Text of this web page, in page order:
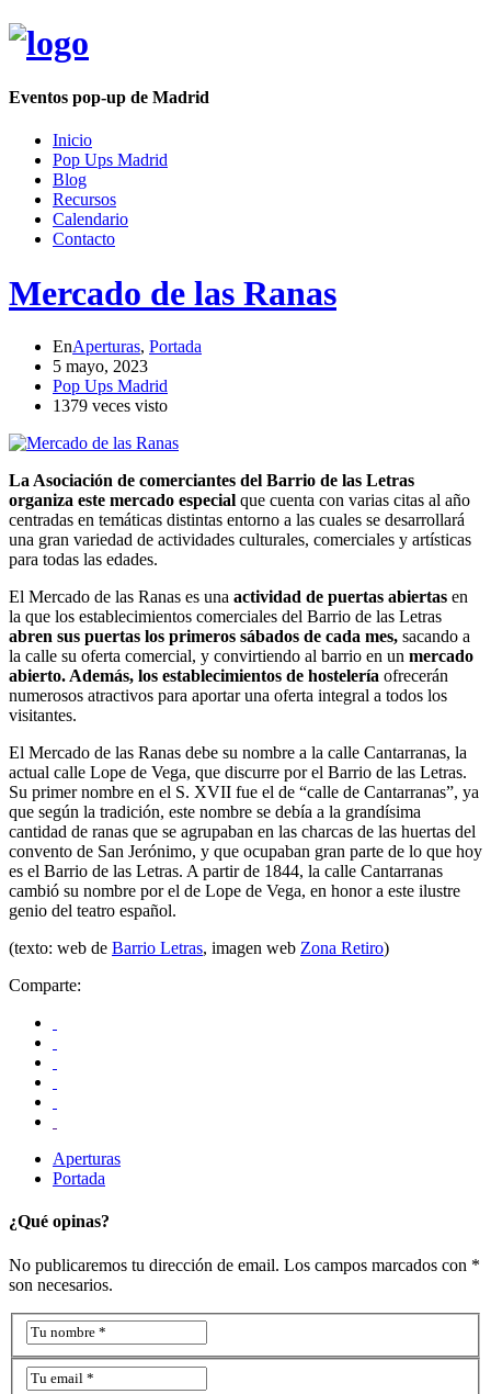
Eventos pop-up de Madrid
Inicio
Pop Ups Madrid
Blog
Recursos
Calendario
Contacto
Mercado de las Ranas
EnAperturas, Portada
5 mayo, 2023
Pop Ups Madrid
1379 veces visto
La Asociación de comerciantes del Barrio de las Letras
organiza este mercado especial que cuenta con varias citas al año
centradas en temáticas distintas entorno a las cuales se desarrollará
una gran variedad de actividades culturales, comerciales y artísticas
para todas las edades.
El Mercado de las Ranas es una actividad de puertas abiertas en
la que los establecimientos comerciales del Barrio de las Letras
abren sus puertas los primeros sábados de cada mes, sacando a
la calle su oferta comercial, y convirtiendo al barrio en un mercado
abierto. Además, los establecimientos de hostelería ofrecerán
numerosos atractivos para aportar una oferta integral a todos los
visitantes.
El Mercado de las Ranas debe su nombre a la calle Cantarranas, la
actual calle Lope de Vega, que discurre por el Barrio de las Letras.
Su primer nombre en el S. XVII fue el de “calle de Cantarranas”, ya
que según la tradición, este nombre se debía a la grandísima
cantidad de ranas que se agrupaban en las charcas de las huertas del
convento de San Jerónimo, y que ocupaban gran parte de lo que hoy
es el Barrio de las Letras. A partir de 1844, la calle Cantarranas
cambió su nombre por el de Lope de Vega, en honor a este ilustre
genio del teatro español.
(texto: web de Barrio Letras, imagen web Zona Retiro)
Comparte:
Aperturas
Portada
¿Qué opinas?
No publicaremos tu dirección de email. Los campos marcados con *
son necesarios.